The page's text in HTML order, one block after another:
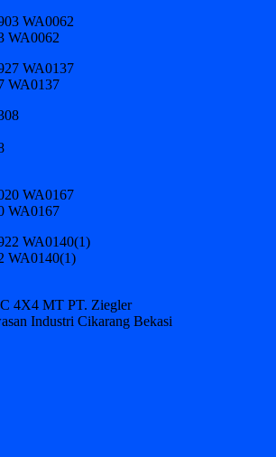
WA0062
WA0137
WA0167
WA0140(1)
4X4 MT PT. Ziegler
Industri Cikarang Bekasi